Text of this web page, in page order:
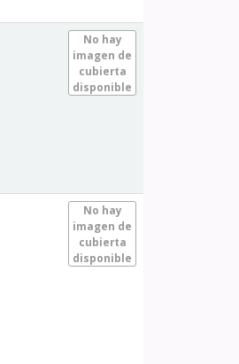
No hay
imagen de
cubierta
disponible
No hay
imagen de
cubierta
disponible